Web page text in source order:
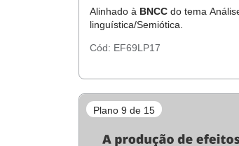
Alinhado à BNCC do tema
linguística/Semiótica.
Cód: EF69LP17
Plano 9 de 15